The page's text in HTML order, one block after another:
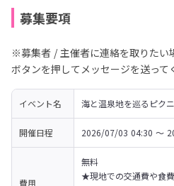
募集要項
※募集者 / 主催者に連絡を取りたい
ボタンを押してメッセージを送って
イベント名 海と温泉地を巡るピク
開催日程 2026/07/03 04:30 〜
費用
無料
★現地での交通費や食費